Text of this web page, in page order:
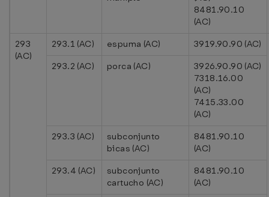
8481.90.10
(AC)
293
(AC)
293.1 (AC) espuma (AC)
3919.90.90 (AC)
293.2 (AC)
porca (AC)
3926.90.90 (AC)
7318.16.00
(AC)
7415.33.00
(AC)
293.3 (AC)
subconjunto
bicas (AC)
8481.90.10
(AC)
293.4 (AC)
subconjunto
cartucho (AC)
8481.90.10
(AC)